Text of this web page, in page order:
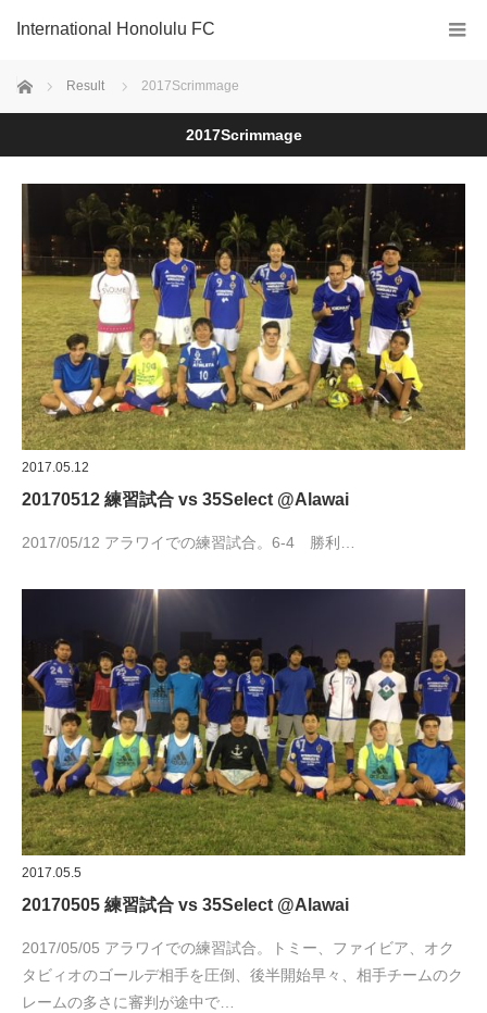
International Honolulu FC
ホーム Result 2017Scrimmage
2017Scrimmage
2017.05.12
20170512 練習試合 vs 35Select @Alawai
2017/05/12 アラワイでの練習試合。6-4 勝利…
2017.05.5
20170505 練習試合 vs 35Select @Alawai
2017/05/05 アラワイでの練習試合。トミー、ファイビア、オク
タビィオのゴールデ相手を圧倒、後半開始早々、相手チームのク
レームの多さに審判が途中で…